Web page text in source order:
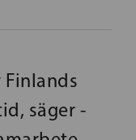
­säger